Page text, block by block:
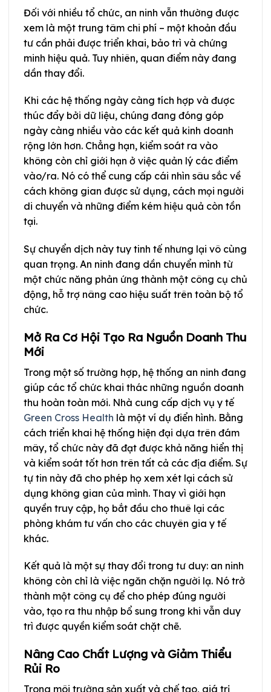
Đối với nhiều tổ chức, an ninh vẫn thường được
xem là một trung tâm chi phí – một khoản đầu
tư cần phải được triển khai, bảo trì và chứng
minh hiệu quả. Tuy nhiên, quan điểm này đang
dần thay đổi.
Khi các hệ thống ngày càng tích hợp và được
thúc đẩy bởi dữ liệu, chúng đang đóng góp
ngày càng nhiều vào các kết quả kinh doanh
rộng lớn hơn. Chẳng hạn, kiểm soát ra vào
không còn chỉ giới hạn ở việc quản lý các điểm
vào/ra. Nó có thể cung cấp cái nhìn sâu sắc về
cách không gian được sử dụng, cách mọi người
di chuyển và những điểm kém hiệu quả còn tồn
tại.
Sự chuyển dịch này tuy tinh tế nhưng lại vô cùng
quan trọng. An ninh đang dần chuyển mình từ
một chức năng phản ứng thành một công cụ chủ
động, hỗ trợ nâng cao hiệu suất trên toàn bộ tổ
chức.
Mở Ra Cơ Hội Tạo Ra Nguồn Doanh Thu
Mới
Trong một số trường hợp, hệ thống an ninh đang
giúp các tổ chức khai thác những nguồn doanh
thu hoàn toàn mới. Nhà cung cấp dịch vụ y tế
Green Cross Health là một ví dụ điển hình. Bằng
cách triển khai hệ thống hiện đại dựa trên đám
mây, tổ chức này đã đạt được khả năng hiển thị
và kiểm soát tốt hơn trên tất cả các địa điểm. Sự
tự tin này đã cho phép họ xem xét lại cách sử
dụng không gian của mình. Thay vì giới hạn
quyền truy cập, họ bắt đầu cho thuê lại các
phòng khám tư vấn cho các chuyên gia y tế
khác.
Kết quả là một sự thay đổi trong tư duy: an ninh
không còn chỉ là việc ngăn chặn người lạ. Nó trở
thành một công cụ để cho phép đúng người
vào, tạo ra thu nhập bổ sung trong khi vẫn duy
trì được quyền kiểm soát chặt chẽ.
Nâng Cao Chất Lượng và Giảm Thiểu
Rủi Ro
Trong môi trường sản xuất và chế tạo, giá trị